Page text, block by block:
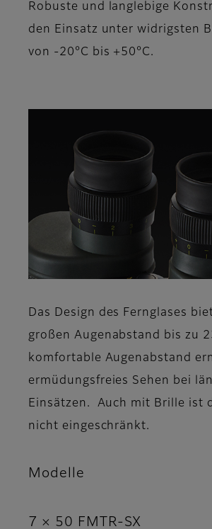
Robuste und langlebige
den Einsatz unter widrigsten
von -20°C bis +50°C.
Das Design des Fernglases
großen Augenabstand bis zu
komfortable Augenabstand
ermüdungsfreies Sehen bei
Einsätzen. Auch mit Brille ist
nicht eingeschränkt.
Modelle
7 × 50 FMTR-SX